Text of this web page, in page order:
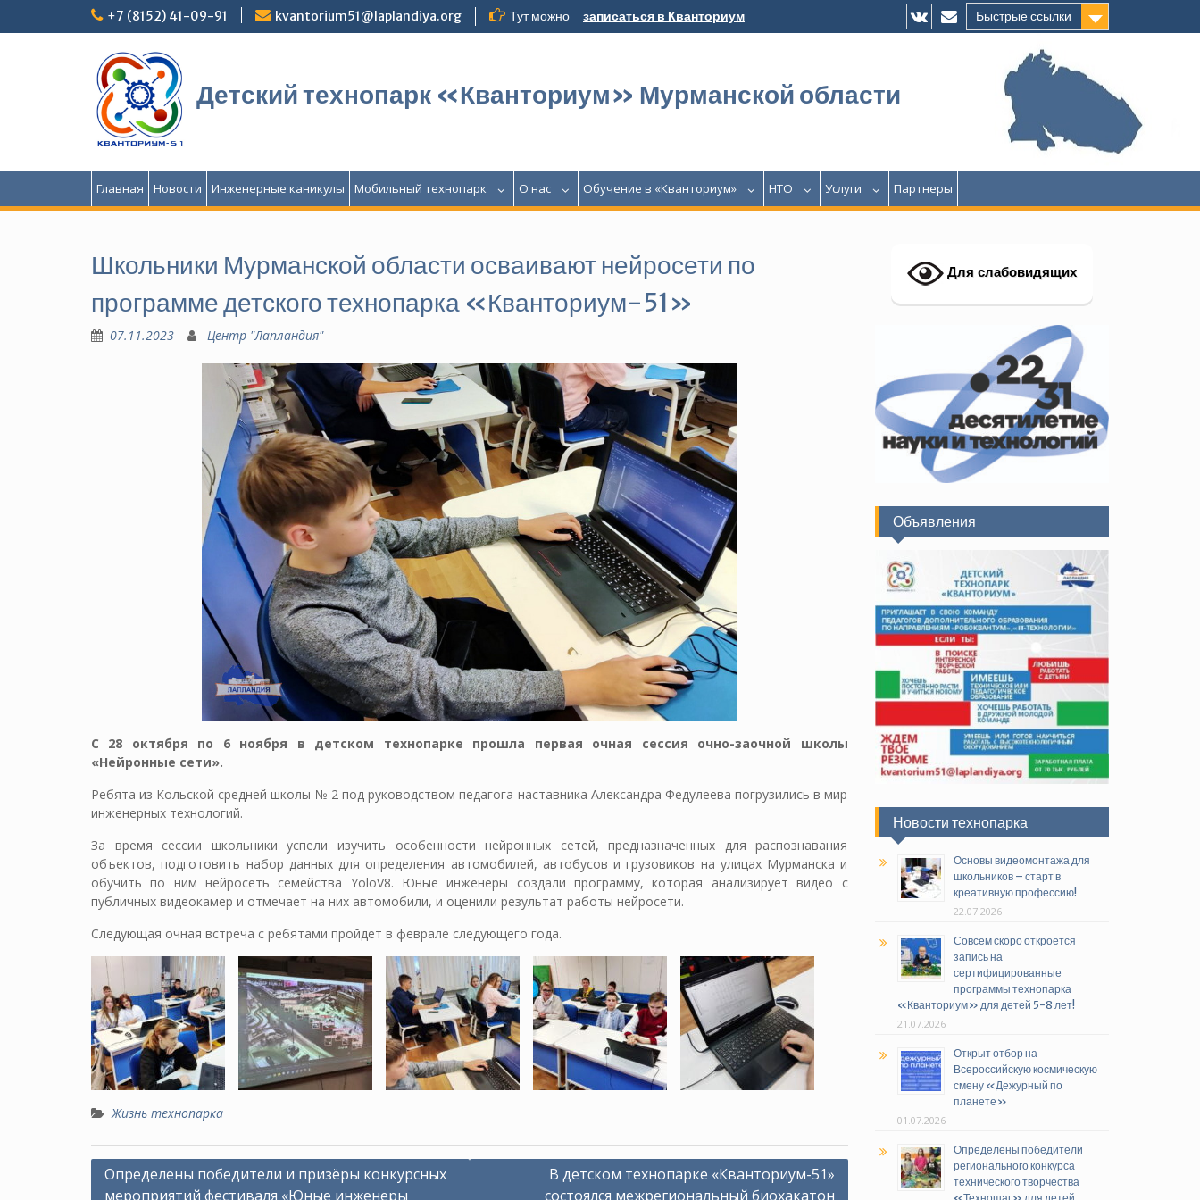
+7 (8152) 41-09-91 kvantorium51@laplandiya.org Тут можно записаться в Кванториум
Быстрые ссылки
Детский технопарк «Кванториум» Мурманской области
Главная Новости Инженерные каникулы Мобильный технопарк О нас Обучение в «Кванториум» НТО Услуги Партнеры
Школьники Мурманской области осваивают нейросети по
программе детского технопарка «Кванториум-51»
07.11.2023 Центр "Лапландия"
С 28 октября по 6 ноября в детском технопарке прошла первая очная сессия очно-заочной школы
«Нейронные сети».
Ребята из Кольской средней школы № 2 под руководством педагога-наставника Александра Федулеева погрузились в мир
инженерных технологий.
За время сессии школьники успели изучить особенности нейронных сетей, предназначенных для распознавания
объектов, подготовить набор данных для определения автомобилей, автобусов и грузовиков на улицах Мурманска и
обучить по ним нейросеть семейства YoloV8. Юные инженеры создали программу, которая анализирует видео с
публичных видеокамер и отмечает на них автомобили, и оценили результат работы нейросети.
Следующая очная встреча с ребятами пройдет в феврале следующего года.
Жизнь технопарка
Навигация
Определены победители и призёры конкурсных
мероприятий фестиваля «Юные инженеры
В детском технопарке «Кванториум-51»
состоялся межрегиональный биохакатон
Для слабовидящих
Объявления
Новости технопарка
Основы видеомонтажа для
школьников – старт в
креативную профессию!
22.07.2026
Совсем скоро откроется
запись на
сертифицированные
программы технопарка
«Кванториум» для детей 5-8 лет!
21.07.2026
Открыт отбор на
Всероссийскую космическую
смену «Дежурный по
планете»
01.07.2026
Определены победители
регионального конкурса
технического творчества